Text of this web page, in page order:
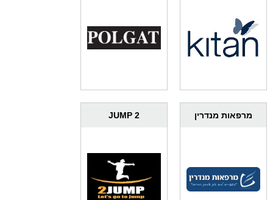
מרפאות מנדרין 2 JUMP